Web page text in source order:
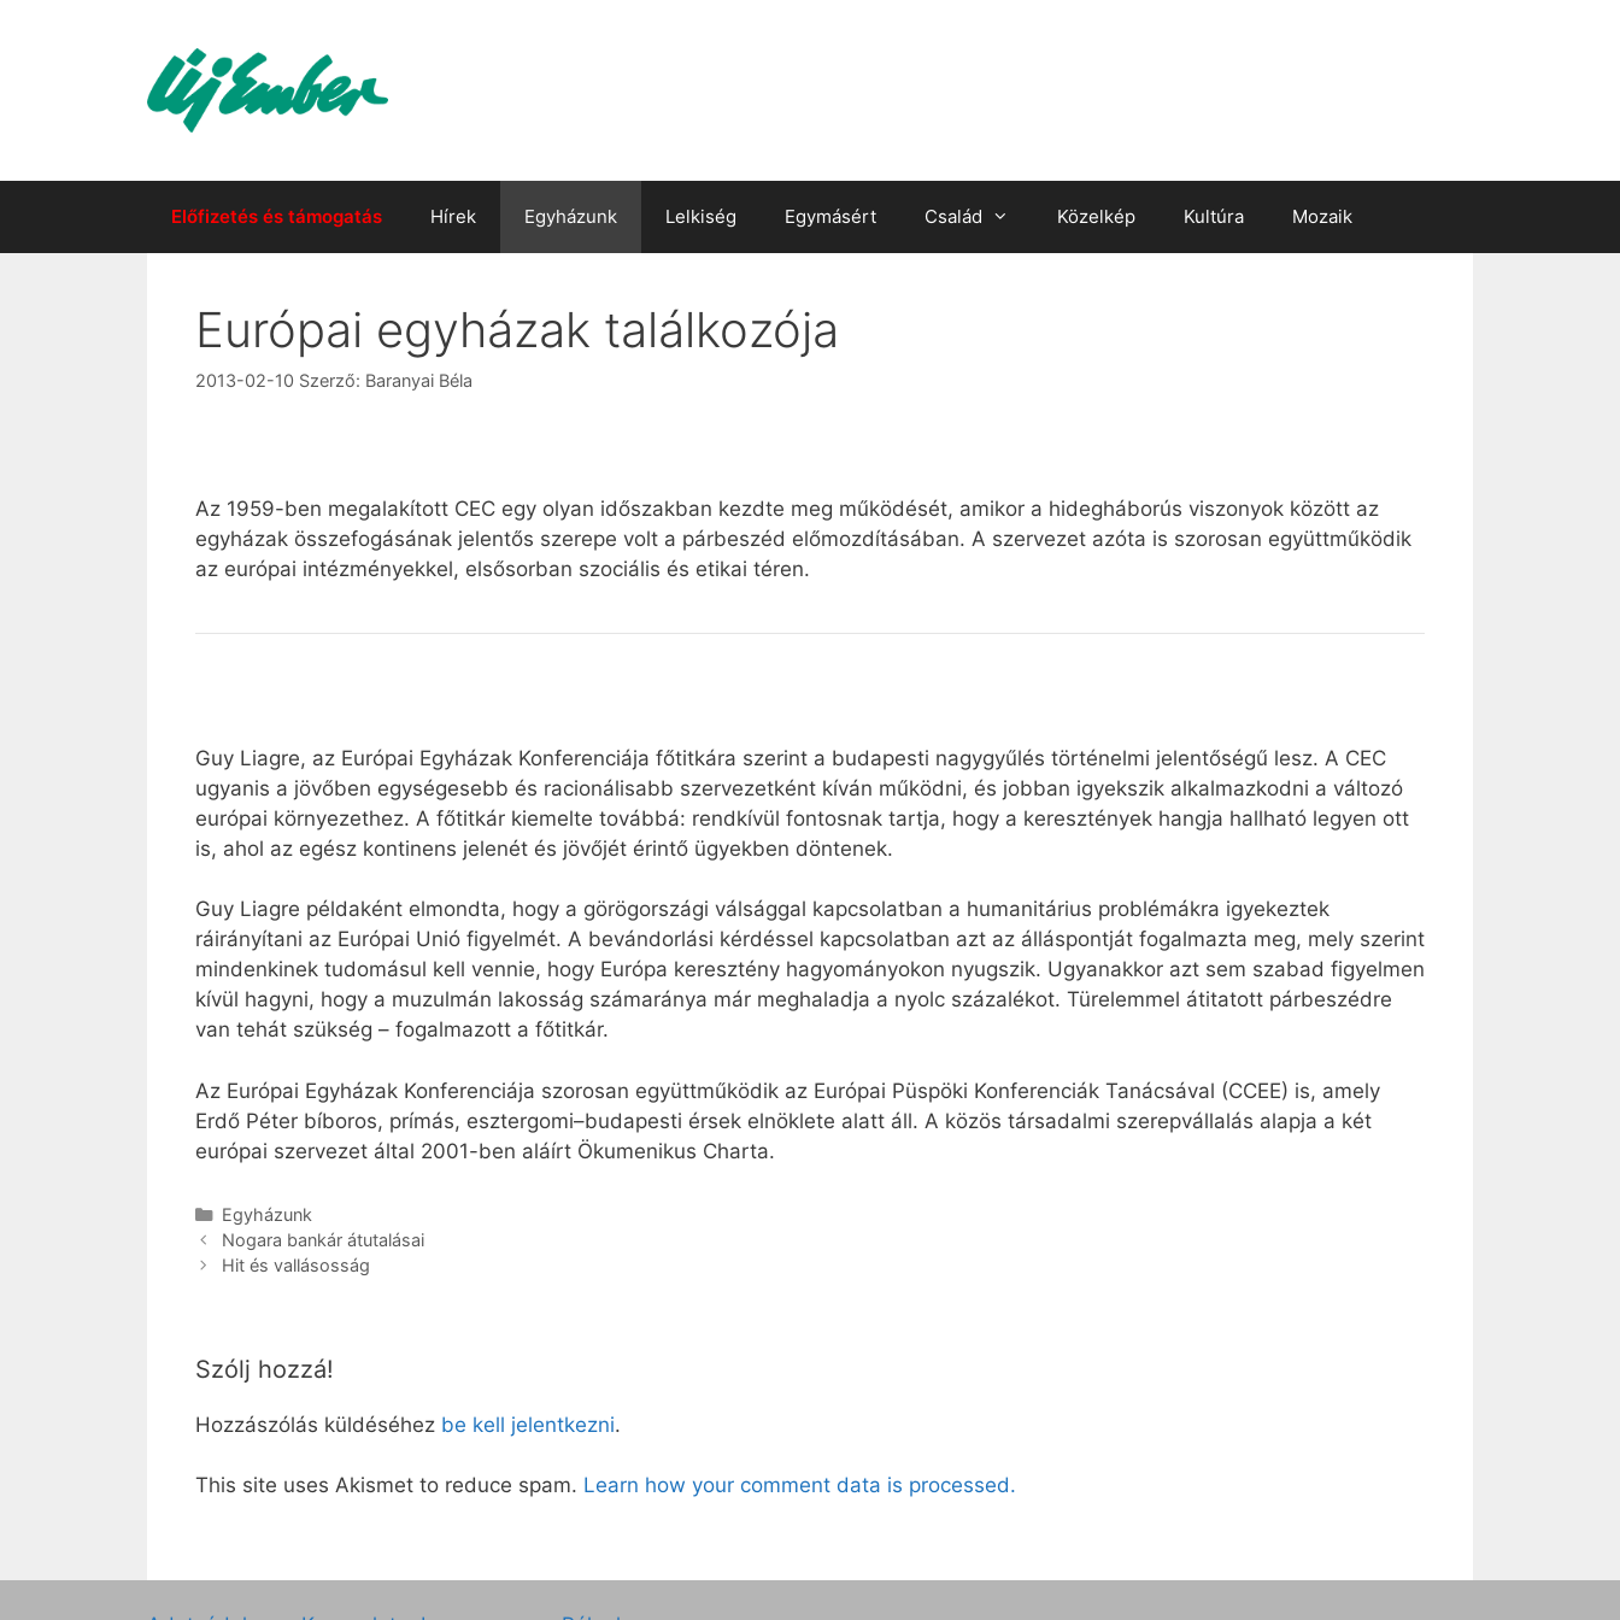
Előfizetés és támogatás Hírek Egyházunk Lelkiség Egymásért Család Közelkép Kultúra Mozaik
Európai egyházak találkozója
2013-02-10 Szerző: Baranyai Béla
Az 1959-ben megalakított CEC egy olyan időszakban kezdte meg működését, amikor a hidegháborús viszonyok között az
egyházak összefogásának jelentős szerepe volt a párbeszéd előmozdításában. A szervezet azóta is szorosan együttműködik
az európai intézményekkel, elsősorban szociális és etikai téren.
Guy Liagre, az Európai Egyházak Konferenciája főtitkára szerint a budapesti nagygyűlés történelmi jelentőségű lesz. A CEC
ugyanis a jövőben egységesebb és racionálisabb szervezetként kíván működni, és jobban igyekszik alkalmazkodni a változó
európai környezethez. A főtitkár kiemelte továbbá: rendkívül fontosnak tartja, hogy a keresztények hangja hallható legyen ott
is, ahol az egész kontinens jelenét és jövőjét érintő ügyekben döntenek.
Guy Liagre példaként elmondta, hogy a görögországi válsággal kapcsolatban a humanitárius problémákra igyekeztek
ráirányítani az Európai Unió figyelmét. A bevándorlási kérdéssel kapcsolatban azt az álláspontját fogalmazta meg, mely szerint
mindenkinek tudomásul kell vennie, hogy Európa keresztény hagyományokon nyugszik. Ugyanakkor azt sem szabad figyelmen
kívül hagyni, hogy a muzulmán lakosság számaránya már meghaladja a nyolc százalékot. Türelemmel átitatott párbeszédre
van tehát szükség – fogalmazott a főtitkár.
Az Európai Egyházak Konferenciája szorosan együttműködik az Európai Püspöki Konferenciák Tanácsával (CCEE) is, amely
Erdő Péter bíboros, prímás, esztergomi–budapesti érsek elnöklete alatt áll. A közös társadalmi szerepvállalás alapja a két
európai szervezet által 2001-ben aláírt Ökumenikus Charta.
Kategória
Egyházunk
Nogara bankár átutalásai
Hit és vallásosság
Szólj hozzá!
Hozzászólás küldéséhez be kell jelentkezni.
This site uses Akismet to reduce spam. Learn how your comment data is processed.